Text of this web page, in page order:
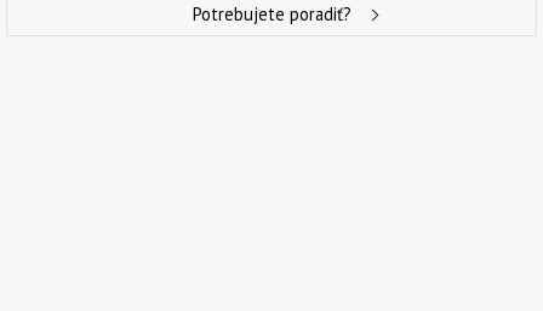
Potrebujete poradiť?